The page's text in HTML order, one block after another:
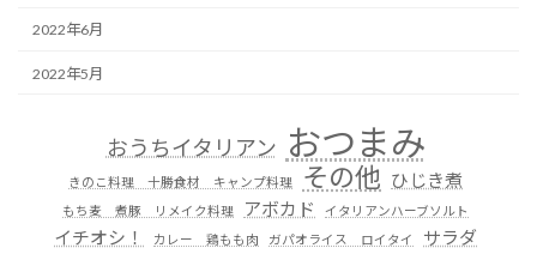
2022年6月
2022年5月
おうちイタリアン おつまみ
きのこ料理 十勝食材 キャンプ料理 その他 ひじき煮
もち麦 煮豚 リメイク料理 アボカド イタリアンハーブソルト
イチオシ！ カレー 鶏もも肉 ガパオライス ロイタイ サラダ